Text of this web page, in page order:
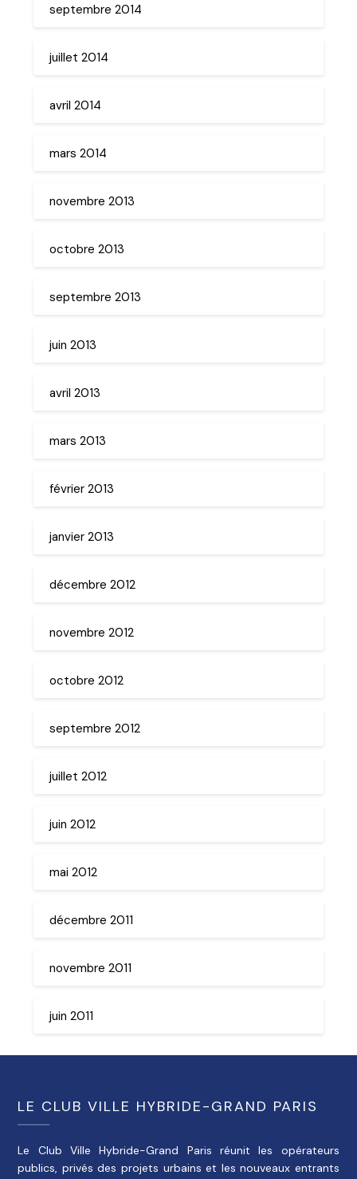
septembre 2014
juillet 2014
avril 2014
mars 2014
novembre 2013
octobre 2013
septembre 2013
juin 2013
avril 2013
mars 2013
février 2013
janvier 2013
décembre 2012
novembre 2012
octobre 2012
septembre 2012
juillet 2012
juin 2012
mai 2012
décembre 2011
novembre 2011
juin 2011
LE CLUB VILLE HYBRIDE-GRAND PARIS
Le Club Ville Hybride-Grand Paris réunit les opérateurs
publics, privés des projets urbains et les nouveaux entrants